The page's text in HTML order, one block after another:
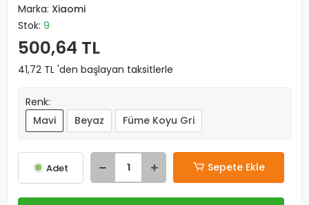
Marka: Xiaomi
Stok: 9
500,64 TL
41,72 TL 'den başlayan taksitlerle
Renk:
Mavi
Beyaz Füme Koyu Gri
Adet Sepete Ekle